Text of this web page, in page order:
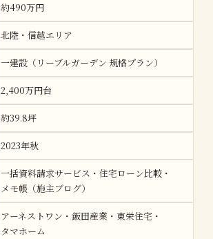
約490万円
北陸・信越エリア
一建設（リーブルガーデン 規格プラン）
2,400万円台
約39.8坪
2023年秋
一括資料請求サービス・住宅ローン比較・
メモ帳（施主ブログ）
アーネストワン・飯田産業・東栄住宅・
タマホーム